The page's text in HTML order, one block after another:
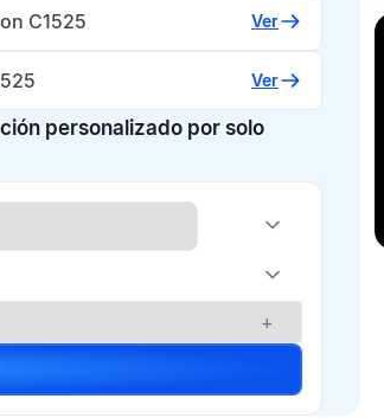
C1525 Ver
Ver
personalizado por solo
+